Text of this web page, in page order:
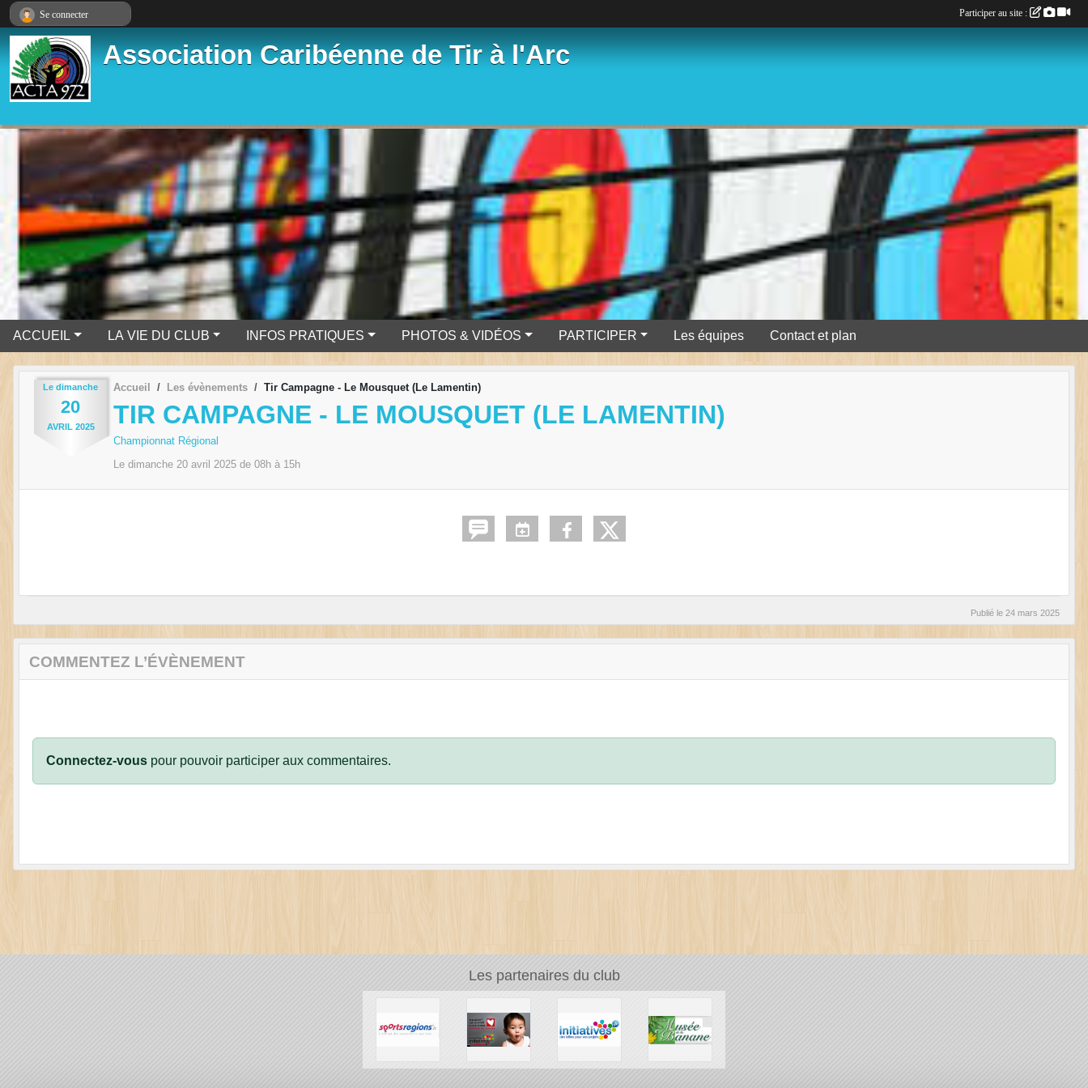
Association Caribéenne de Tir à l'Arc
ACCUEIL LA VIE DU CLUB INFOS PRATIQUES PHOTOS & VIDÉOS PARTICIPER Les équipes Contact et plan
Le dimanche
20
AVRIL 2025
Accueil Les évènements Tir Campagne - Le Mousquet (Le Lamentin)
TIR CAMPAGNE - LE MOUSQUET (LE LAMENTIN)
Championnat Régional
Le dimanche 20 avril 2025 de 08h à 15h
Publié le 24 mars 2025
COMMENTEZ L’ÉVÈNEMENT
Connectez-vous pour pouvoir participer aux commentaires.
Les partenaires du club
Se connecter Participer au site :
Panneau de gestion des cookies